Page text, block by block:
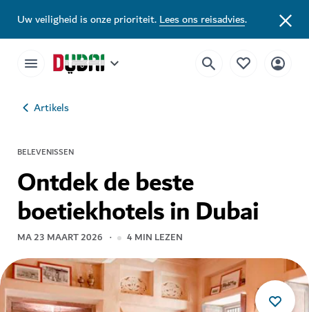
Uw veiligheid is onze prioriteit.Lees ons reisadvies.
Artikels
BELEVENISSEN
Ontdek de beste
boetiekhotels in Dubai
MA 23 MAART 2026 4MIN LEZEN